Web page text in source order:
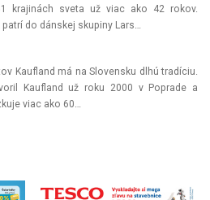
krajinách sveta už viac ako 42 rokov.
do dánskej skupiny Lars…
Kaufland má na Slovensku dlhú tradíciu.
Kaufland už roku 2000 v Poprade a
viac ako 60…